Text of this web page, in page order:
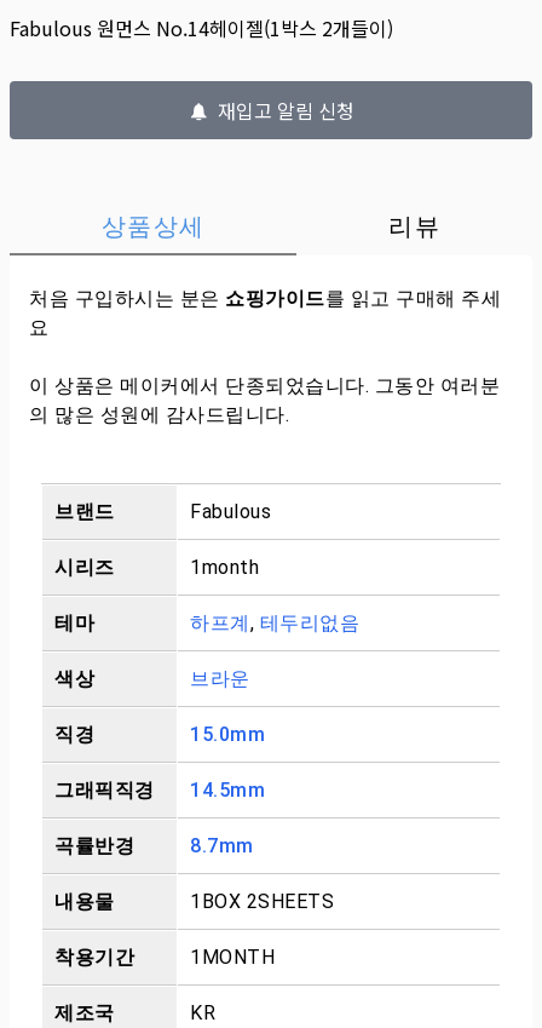
Fabulous 원먼스 No.14헤이젤(1박스 2개들이)
재입고 알림 신청
상품상세 리뷰
처음 구입하시는 분은 쇼핑가이드를 읽고 구매해 주세
요
이 상품은 메이커에서 단종되었습니다. 그동안 여러분
의 많은 성원에 감사드립니다.
브랜드 Fabulous
시리즈 1month
테마 하프계, 테두리없음
색상 브라운
직경 15.0mm
그래픽직경 14.5mm
곡률반경 8.7mm
내용물 1BOX 2SHEETS
착용기간 1MONTH
제조국 KR